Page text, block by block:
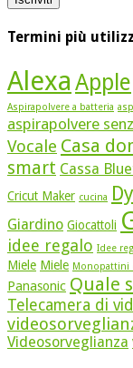
Termini più
Alexa Apple
Aspirapolvere a batteria
aspirapolvere
Vocale Casa
smart Cassa
Cricut Maker cucina
Giardino Giocattoli
idee regalo Idee
Miele Miele Monopattini
Panasonic Quale
Telecamera di
Videosorveglianza